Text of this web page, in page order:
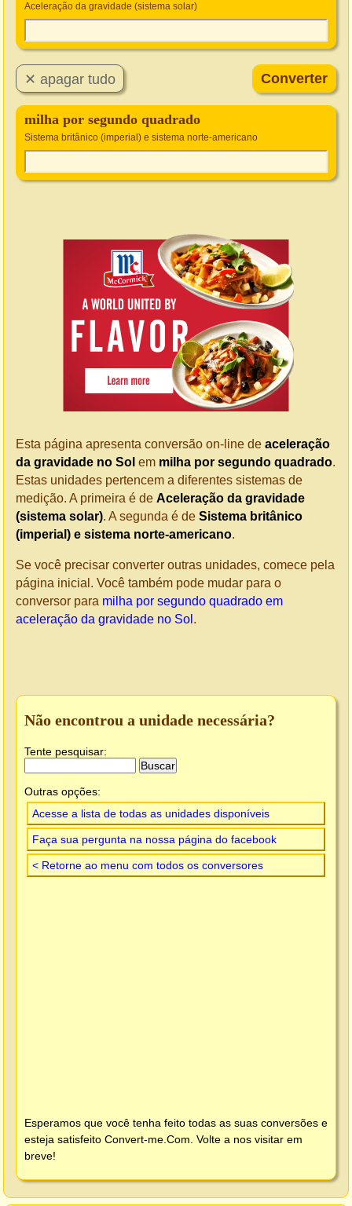
Aceleração da gravidade (sistema solar)
milha por segundo quadrado
Sistema britânico (imperial) e sistema norte-americano
Esta página apresenta conversão on-line de aceleração
da gravidade no Sol em milha por segundo quadrado.
Estas unidades pertencem a diferentes sistemas de
medição. A primeira é de Aceleração da gravidade
(sistema solar). A segunda é de Sistema britânico
(imperial) e sistema norte-americano.
Se você precisar converter outras unidades, comece pela
página inicial. Você também pode mudar para o
conversor para milha por segundo quadrado em
aceleração da gravidade no Sol .
Não encontrou a unidade necessária?
Tente pesquisar:
Outras opções:
Acesse a lista de todas as unidades disponíveis
Faça sua pergunta na nossa página do facebook
< Retorne ao menu com todos os conversores
Esperamos que você tenha feito todas as suas conversões e
esteja satisfeito Convert-me.Com . Volte a nos visitar em
breve!